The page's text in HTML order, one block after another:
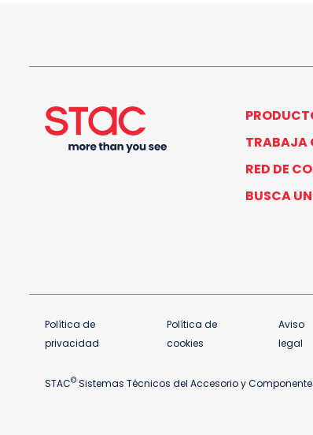
TRABAJA
RED DE
BUSCA
Política de
privacidad
Política de
cookies
Aviso
legal
STAC© Sistemas Técnicos del Accesorio y